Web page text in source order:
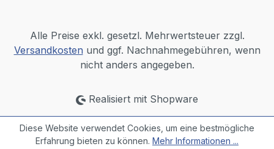
Alle Preise exkl. gesetzl. Mehrwertsteuer zzgl.
Versandkosten und ggf. Nachnahmegebühren, wenn
nicht anders angegeben.
Realisiert mit Shopware
Diese Website verwendet Cookies, um eine bestmögliche
Erfahrung bieten zu können. Mehr Informationen ...